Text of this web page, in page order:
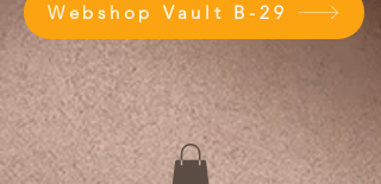
Webshop Vault B-29